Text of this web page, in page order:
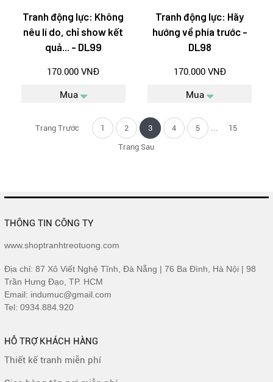
Tranh động lực: Không
nêu lí do, chỉ show kết
quả... - DL99
170.000 VNĐ
Mua
Tranh động lực: Hãy
hướng về phía trước -
DL98
170.000 VNĐ
Mua
Trang Trước 1 2 3 4 5 15
Trang Sau
THÔNG TIN CÔNG TY
www.shoptranhtreotuong.com
Địa chỉ: 87 Xô Viết Nghệ Tĩnh, Đà Nẵng | 76 Ba Đình, Hà Nội | 98
Trần Hưng Đạo, TP. HCM
Email: indumuc@gmail.com
Tel: 0934.884.920
HỖ TRỢ KHÁCH HÀNG
Thiết kế tranh miễn phí